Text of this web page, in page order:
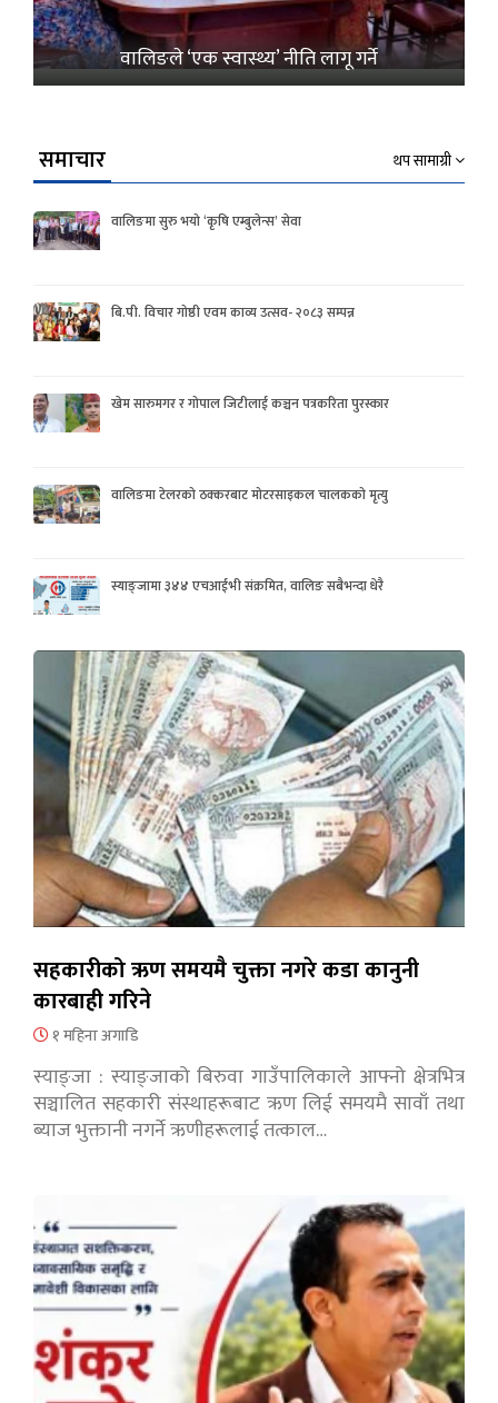
वालिङले ‘एक स्वास्थ्य’ नीति लागू गर्ने
समाचार थप सामाग्री
वालिङमा सुरु भयो ‘कृषि एम्बुलेन्स’ सेवा
बि.पी. विचार गोष्ठी एवम काव्य उत्सव- २०८३ सम्पन्न
खेम सारुमगर र गोपाल जिटीलाई कञ्चन पत्रकरिता पुरस्कार
वालिङमा टेलरको ठक्करबाट मोटरसाइकल चालकको मृत्यु
स्याङ्जामा ३४४ एचआईभी संक्रमित, वालिङ सबैभन्दा धेरै
सहकारीको ऋण समयमै चुक्ता नगरे कडा कानुनी
कारबाही गरिने
१ महिना अगाडि
स्याङ्जा : स्याङ्जाको बिरुवा गाउँपालिकाले आफ्नो क्षेत्रभित्र
सञ्चालित सहकारी संस्थाहरूबाट ऋण लिई समयमै सावाँ तथा
ब्याज भुक्तानी नगर्ने ऋणीहरूलाई तत्काल…